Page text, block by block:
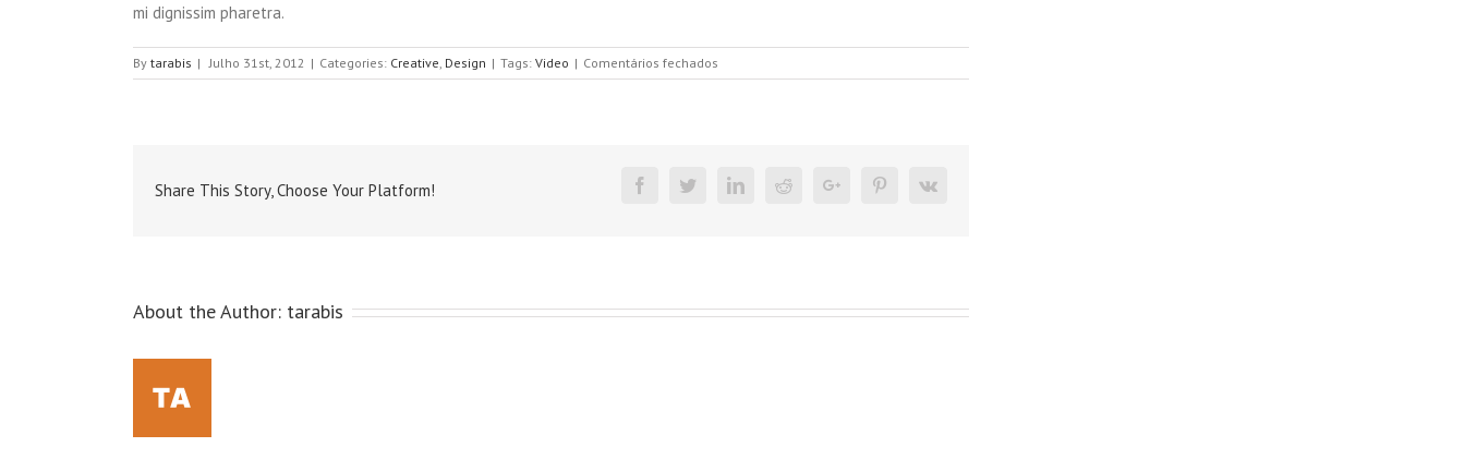
mi dignissim pharetra.
By tarabis | Julho 31st, 2012 | Categories: Creative, Design | Tags: Video | Comentários fechados
Praesent
Share This Story, Choose Your Platform! FacebookTwitterLinkedinRedditGoogle+ PinterestVk
About the Author: tarabis